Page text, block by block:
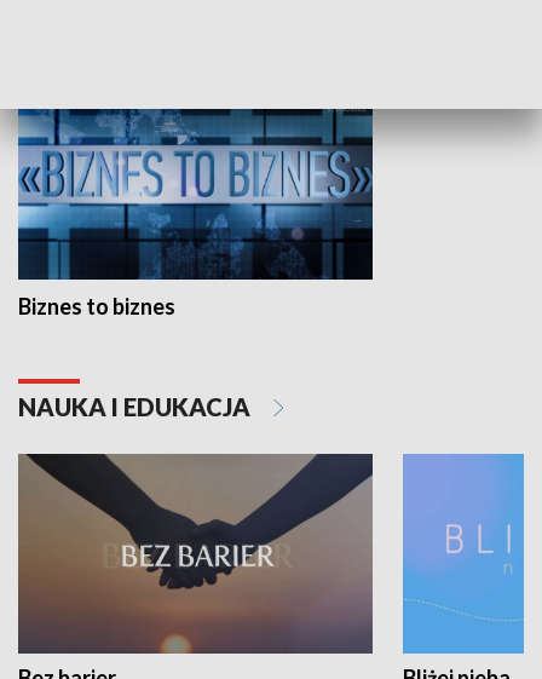
Biznes to biznes
NAUKA I EDUKACJA